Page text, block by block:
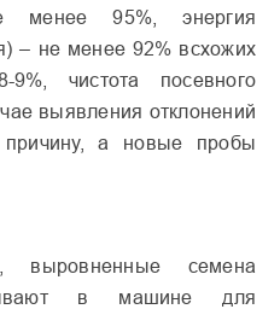
менее 95%, энергия
– не менее 92% всхожих
чистота посевного
выявления отклонений
а новые пробы
выровненные семена
в машине для